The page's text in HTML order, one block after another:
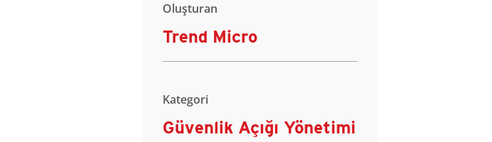
Oluşturan
Trend Micro
Kategori
Güvenlik Açığı Yönetimi